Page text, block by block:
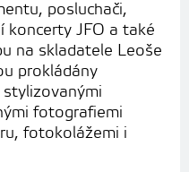
posluchači,
JFO a také
na skladatele Leoše
prokládány
fotografiemi
fotokolážemi i